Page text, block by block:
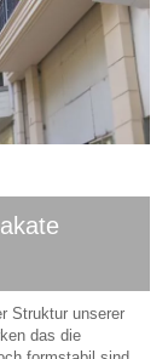
Struktur unserer
das die